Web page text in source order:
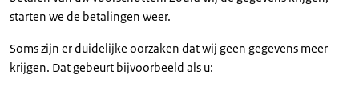
starten we de betalingen weer.
Soms zijn er duidelijke oorzaken dat wij geen gegevens meer
krijgen. Dat gebeurt bijvoorbeeld als u: